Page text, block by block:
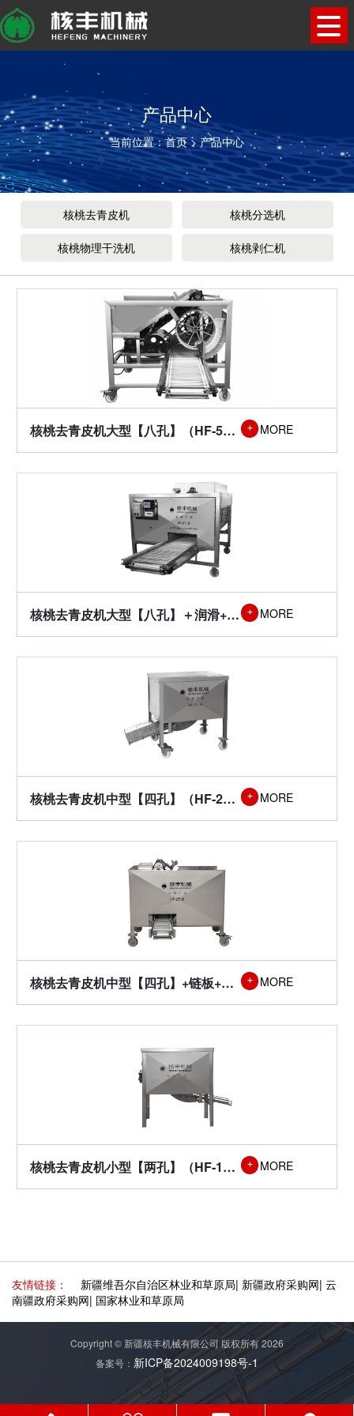
产品中心
当前位置：首页>产品中心
核桃去青皮机 核桃分选机
核桃物理干洗机 核桃剥仁机
核桃去青皮机大型【八孔】（HF-5T-A型） MORE
核桃去青皮机大型【八孔】＋润滑+避障（HF-5T-B型） MORE
核桃去青皮机中型【四孔】（HF-2T-A型） MORE
核桃去青皮机中型【四孔】+链板+拨料（HF-2T-B型） MORE
核桃去青皮机小型【两孔】（HF-1T型） MORE
友情链接： 新疆维吾尔自治区林业和草原局| 新疆政府采购网| 云
南疆政府采购网| 国家林业和草原局
Copyright © 新疆核丰机械有限公司 版权所有 2026
备案号： 新ICP备2024009198号-1